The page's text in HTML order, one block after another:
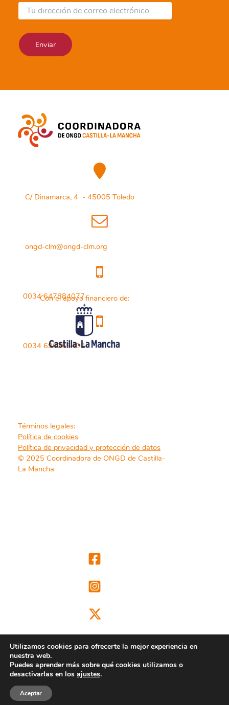
C/ Dinamarca, 4 - 45005 Toledo
ongd-clm@ongd-clm.org
0034 647884077
0034 696765400
Con el apoyo financiero de:
Términos legales:
Política de cookies
Política de privacidad y protección de datos
© 2025 Coordinadora de ONGD de Castilla-
La Mancha
@ongdclm
Utilizamos cookies para ofrecerte la mejor experiencia en
nuestra web.
Puedes aprender más sobre qué cookies utilizamos o
desactivarlas en los ajustes.
Aceptar